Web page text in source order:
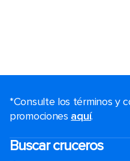
*Consulte los términos y
promociones aquí.
Buscar cruceros